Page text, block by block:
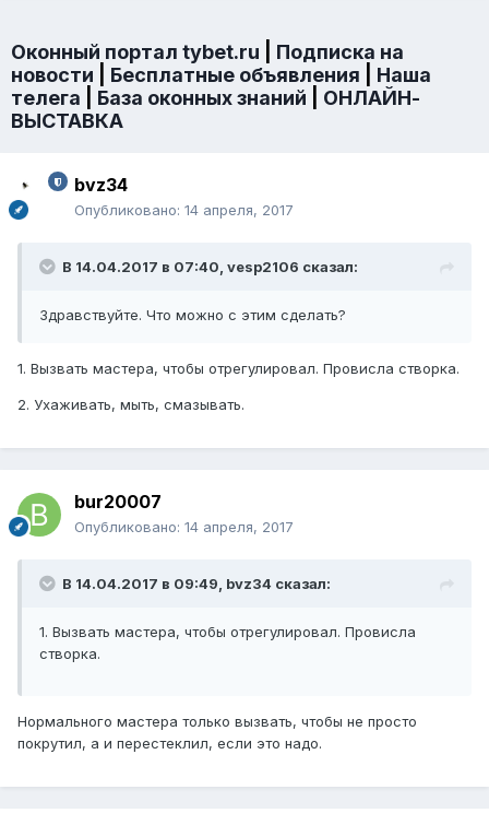
Оконный портал tybet.ru
Подписка на
новости
Бесплатные объявления
Наша
телега
База оконных знаний
ОНЛАЙН-
ВЫСТАВКА
bvz34
Опубликовано: 14 апреля, 2017
В 14.04.2017 в 07:40, vesp2106 сказал:
Здравствуйте. Что можно с этим сделать?
1. Вызвать мастера, чтобы отрегулировал. Провисла створка.
2. Ухаживать, мыть, смазывать.
bur20007
Опубликовано: 14 апреля, 2017
В 14.04.2017 в 09:49, bvz34 сказал:
1. Вызвать мастера, чтобы отрегулировал. Провисла
створка.
Нормального мастера только вызвать, чтобы не просто
покрутил, а и перестеклил, если это надо.